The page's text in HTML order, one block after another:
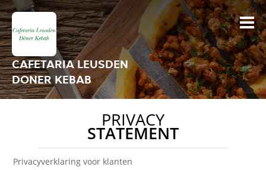
CAFETARIA LEUSDEN
DONER KEBAB
PRIVACY
STATEMENT
Privacyverklaring voor klanten